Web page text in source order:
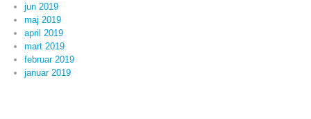
jun 2019
maj 2019
april 2019
mart 2019
februar 2019
januar 2019